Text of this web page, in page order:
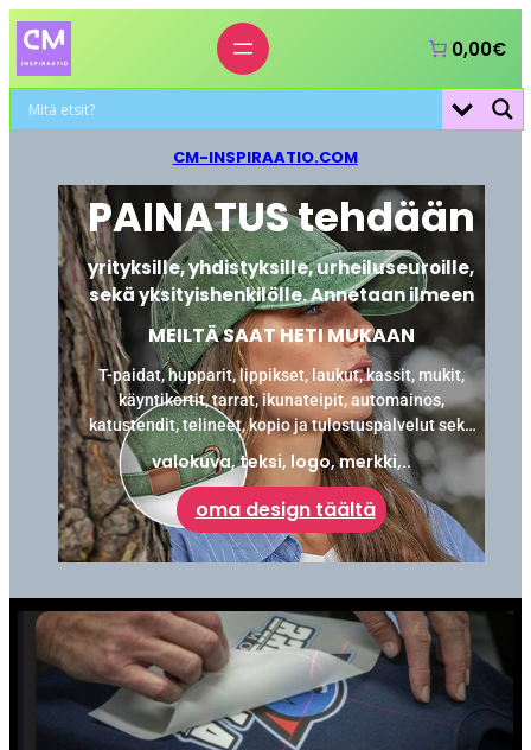
0,00€
CM-INSPIRAATIO.COM
PAINATUS tehdään
yrityksille, yhdistyksille, urheiluseuroille,
sekä yksityishenkilölle. Annetaan ilmeen
MEILTÄ SAAT HETI MUKAAN
T-paidat, hupparit, lippikset, laukut, kassit, mukit,
käyntikortit, tarrat, ikunateipit, automainos,
katustendit, telineet, kopio ja tulostuspalvelut sekä
laminointi.
valokuva, teksi, logo, merkki,..
oma design täältä